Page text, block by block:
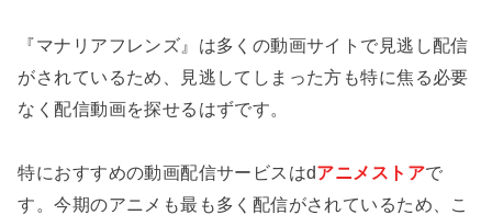
『マナリアフレンズ』は多くの動画サイトで見逃し配信
がされているため、見逃してしまった方も特に焦る必要
なく配信動画を探せるはずです。
特におすすめの動画配信サービスはdアニメストアで
す。今期のアニメも最も多く配信がされているため、こ